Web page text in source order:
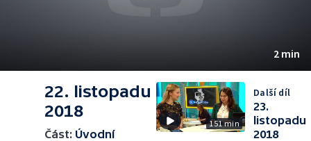
2 min
22. listopadu
2018
Část: Úvodní
151 min
Další díl
23.
listopadu
2018